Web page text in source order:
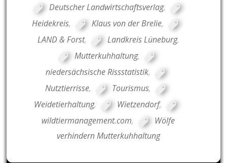
Deutscher Landwirtschaftsverlag,
Heidekreis, Klaus von der Brelie,
LAND & Forst, Landkreis Lüneburg,
Mutterkuhhaltung,
niedersächsische Rissstatistik,
Nutztierrisse, Tourismus,
Weidetierhaltung, Wietzendorf,
wildtiermanagement.com,
Wölfe
verhindern Mutterkuhhaltung